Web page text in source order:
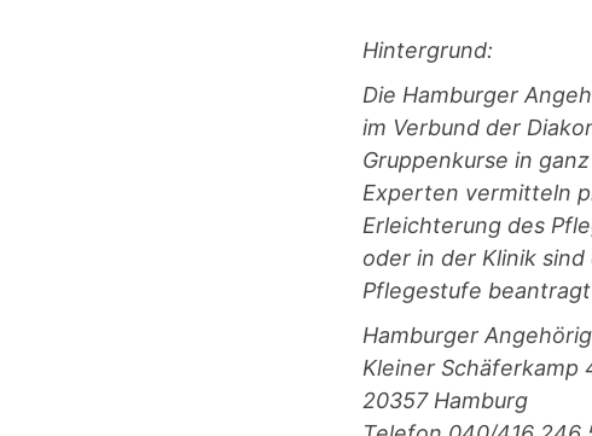
Hintergrund:
Die Hamburger
im Verbund der
Gruppenkurse in
Experten vermitteln
Erleichterung des
oder in der Klinik
Pflegestufe
Hamburger
Kleiner Schäferkamp
20357 Hamburg